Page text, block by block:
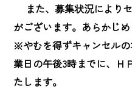
また、募集状況により
がございます。あらかじめ
※やむを得ずキャンセル
業日の午後3時までに、Ｈ
たします。